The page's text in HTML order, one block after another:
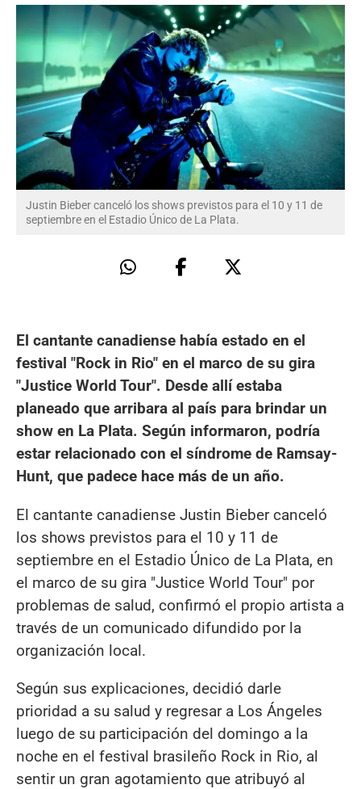
Justin Bieber canceló los shows previstos para el 10 y 11 de
septiembre en el Estadio Único de La Plata.
El cantante canadiense había estado en el
festival "Rock in Rio" en el marco de su gira
"Justice World Tour". Desde allí estaba
planeado que arribara al país para brindar un
show en La Plata. Según informaron, podría
estar relacionado con el síndrome de Ramsay-
Hunt, que padece hace más de un año.
El cantante canadiense Justin Bieber canceló
los shows previstos para el 10 y 11 de
septiembre en el Estadio Único de La Plata, en
el marco de su gira "Justice World Tour" por
problemas de salud, confirmó el propio artista a
través de un comunicado difundido por la
organización local.
Según sus explicaciones, decidió darle
prioridad a su salud y regresar a Los Ángeles
luego de su participación del domingo a la
noche en el festival brasileño Rock in Rio, al
sentir un gran agotamiento que atribuyó al